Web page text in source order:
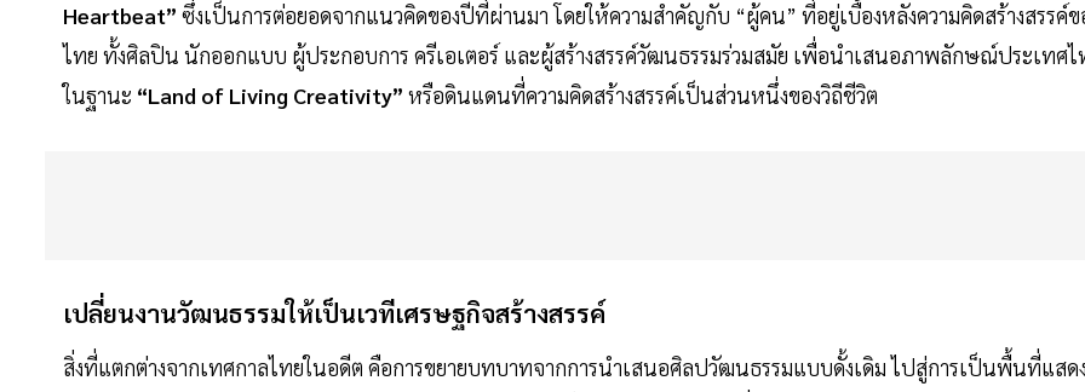
Heartbeat” ซึ่งเป็นการต่อยอดจากแนวคิดของปีที่ผ่านมา โดยให้ความสำคัญกับ “ผู้คน” ที่อยู่เบื้องหลังความคิดสร้างสรรค์ข
ไทย ทั้งศิลปิน นักออกแบบ ผู้ประกอบการ ครีเอเตอร์ และผู้สร้างสรรค์วัฒนธรรมร่วมสมัย เพื่อนำเสนอภาพลักษณ์ประเทศไ
ในฐานะ “Land of Living Creativity” หรือดินแดนที่ความคิดสร้างสรรค์เป็นส่วนหนึ่งของวิถีชีวิต
เปลี่ยนงานวัฒนธรรมให้เป็นเวทีเศรษฐกิจสร้างสรรค์
สิ่งที่แตกต่างจากเทศกาลไทยในอดีต คือการขยายบทบาทจากการนำเสนอศิลปวัฒนธรรมแบบดั้งเดิม ไปสู่การเป็นพื้นที่แสด